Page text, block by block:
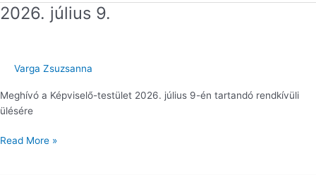
2026. július 9.
Varga Zsuzsanna
Meghívó a Képviselő-testület 2026. július 9-én tartandó rendkívüli
ülésére
2026.
Read More »